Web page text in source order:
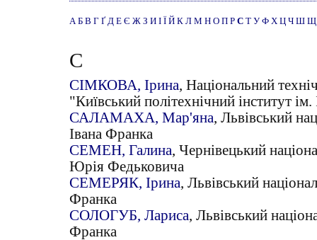
А Б В Г Ґ Д Е Є Ж З И І Ї Й К Л М Н О П Р С Т У Ф Х Ц Ч Ш Щ
С
СІМКОВА, Ірина, Національний
"Київський політехнічний інститут
САЛАМАХА, Мар'яна, Львівський
Івана Франка
СЕМЕН, Галина, Чернівецький
Юрія Федьковича
СЕМЕРЯК, Ірина, Львівський
Франка
СОЛОГУБ, Лариса, Львівський
Франка